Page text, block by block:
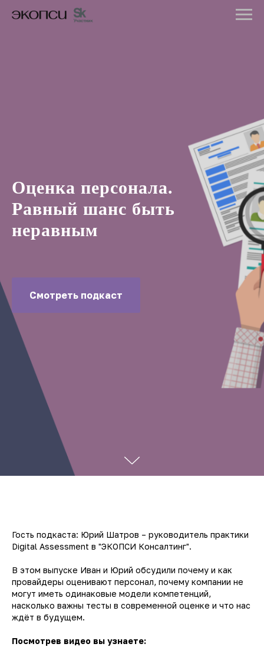
Оценка персонала.
Равный шанс быть
неравным
Смотреть подкаст
Гость подкаста: Юрий Шатров – руководитель практики
Digital Assessment в "ЭКОПСИ Консалтинг".
В этом выпуске Иван и Юрий обсудили почему и как
провайдеры оценивают персонал, почему компании не
могут иметь одинаковые модели компетенций,
насколько важны тесты в современной оценке и что нас
ждёт в будущем.
Посмотрев видео вы узнаете: